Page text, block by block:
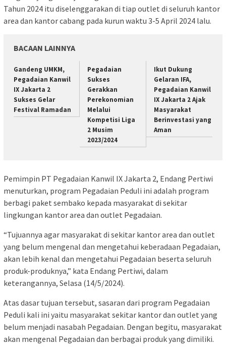
Tahun 2024 itu diselenggarakan di tiap outlet di seluruh kantor
area dan kantor cabang pada kurun waktu 3-5 April 2024 lalu.
BACAAN LAINNYA
Gandeng UMKM,
Pegadaian Kanwil
IX Jakarta 2
Sukses Gelar
Festival Ramadan
Pegadaian
Sukses
Gerakkan
Perekonomian
Melalui
Kompetisi Liga
2 Musim
2023/2024
Ikut Dukung
Gelaran IFA,
Pegadaian Kanwil
IX Jakarta 2 Ajak
Masyarakat
Berinvestasi yang
Aman
Pemimpin PT Pegadaian Kanwil IX Jakarta 2, Endang Pertiwi
menuturkan, program Pegadaian Peduli ini adalah program
berbagi paket sembako kepada masyarakat di sekitar
lingkungan kantor area dan outlet Pegadaian.
“Tujuannya agar masyarakat di sekitar kantor area dan outlet
yang belum mengenal dan mengetahui keberadaan Pegadaian,
akan lebih kenal dan mengetahui Pegadaian beserta seluruh
produk-produknya,” kata Endang Pertiwi, dalam
keterangannya, Selasa (14/5/2024).
Atas dasar tujuan tersebut, sasaran dari program Pegadaian
Peduli kali ini yaitu masyarakat sekitar kantor dan outlet yang
belum menjadi nasabah Pegadaian. Dengan begitu, masyarakat
akan mengenal Pegadaian dan berbagai produk yang dimiliki.